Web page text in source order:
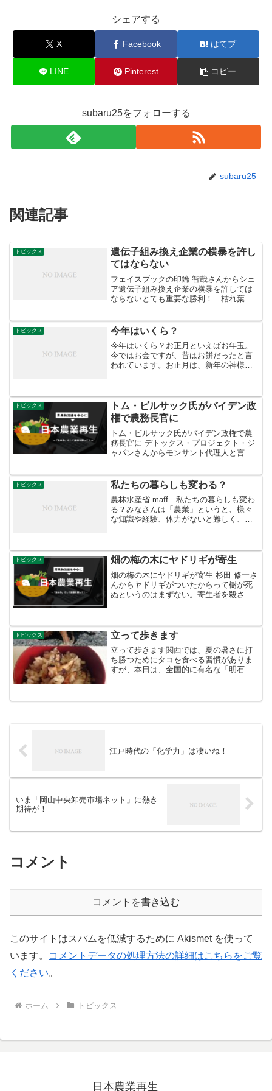
シェアする
X Facebook はてブ
LINE Pinterest コピー
subaru25をフォローする
subaru25
関連記事
トピックス
遺伝子組み換え企業の横暴を許し
てはならない
フェイスブックの印鑰 智哉さんからシェ
ア遺伝子組み換え企業の横暴を許しては
ならないとても重要な勝利！ 枯れ葉剤
合農薬）の使用登録を米国環境保護局は
抹消した。昨...
トピックス 今年はいくら？
今年はいくら？お正月といえばお年玉。
今ではお金ですが、昔はお餅だったと言
われています。お正月は、新年の神様で
ら分けられた餅玉は「年魂...
トピックス
トム・ビルサック氏がバイデン政
権で農務長官に
トム・ビルサック氏がバイデン政権で農
務長官に デトックス・プロジェクト・ジ
ャパンさんからモンサント代理人と言わ
本の農・食への圧力もあり得ます。2019
年暮れに日本全国...
トピックス 私たちの暮らしも変わる？
農林水産省 maff 私たちの暮らしも変わ
る？みなさんは「農業」というと、様々
な知識や経験、体力がないと難しく、ハ
トやICT（情報通...
トピックス 畑の梅の木にヤドリギが寄生
畑の梅の木にヤドリギが寄生 杉田 修一さ
んからヤドリギがついたからって樹が死
ぬというのはまずない。寄生者を殺さず
根を出して樹皮に吸い...
トピックス 立って歩きます
立って歩きます関西では、夏の暑さに打
ち勝つためにタコを食べる習慣がありま
すが、本日は、全国的に有名な「明石だ
まっていますが、これは速い潮の流れ
江戸時代の「化学力」は凄いね！
いま「岡山中央卸売市場ネット」に熱き
期待が！
コメント
コメントを書き込む
このサイトはスパムを低減するために Akismet を使って
います。
コメントデータの処理方法の詳細はこちらをご覧
ください。
ホーム トピックス
日本農業再生